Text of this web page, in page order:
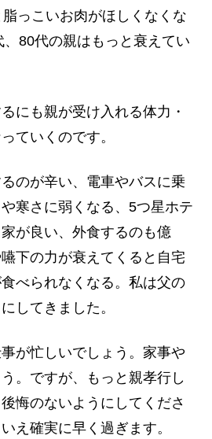
っこいお肉がほしくなくな
、80代の親はもっと衰えてい
にも親が受け入れる体力・
ていくのです。
のが辛い、電車やバスに乗
寒さに弱くなる、5つ星ホテ
が良い、外食するのも億
下の力が衰えてくると自宅
べられなくなる。私は父の
してきました。
が忙しいでしょう。家事や
。ですが、もっと親孝行し
悔のないようにしてくださ
え確実に早く過ぎます。